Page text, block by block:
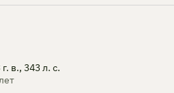
в., 343 л. с.